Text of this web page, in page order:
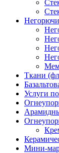
Ткани
Услуги
Мини-